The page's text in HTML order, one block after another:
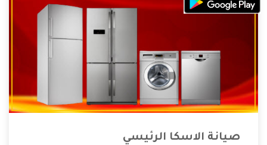
صيانة الاسكا الرئيسي